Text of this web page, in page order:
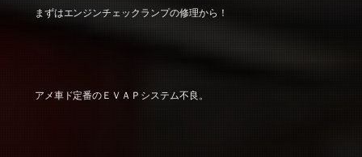
まずはエンジンチェックランプの修理から！
アメ車ド定番のＥＶＡＰシステム不良。